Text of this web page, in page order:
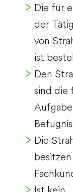
Die für
der
von
ist
Den
sind die
Die